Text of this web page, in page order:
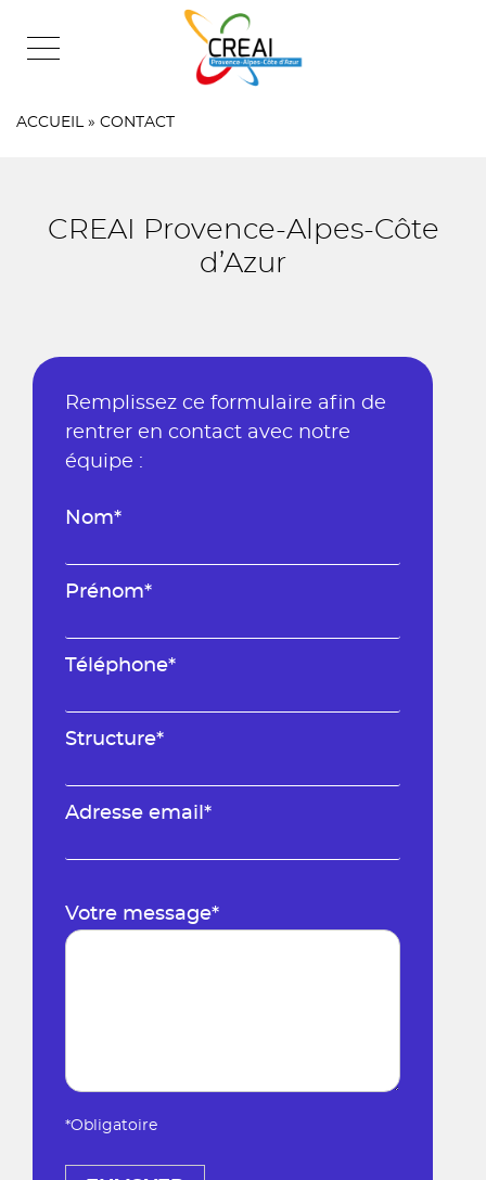
ACCUEIL » CONTACT
CREAI Provence-Alpes-Côte
d’Azur
Remplissez ce formulaire afin de
rentrer en contact avec notre
équipe :
Nom*
Prénom*
Téléphone*
Structure*
Adresse email*
Votre message*
*Obligatoire